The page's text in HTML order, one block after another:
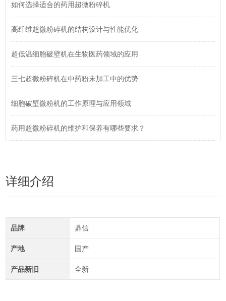
如何选择适合的药用超微粉碎机
高纤维超微粉碎机的结构设计与性能优化
超低温细胞破壁机在生物医药领域的应用
三七超微粉碎机在中药粉末加工中的优势
细胞破壁微粉机的工作原理与应用领域
药用超微粉碎机的维护和保养有哪些要求？
详细介绍
品牌 鼎信
产地 国产
产品新旧 全新